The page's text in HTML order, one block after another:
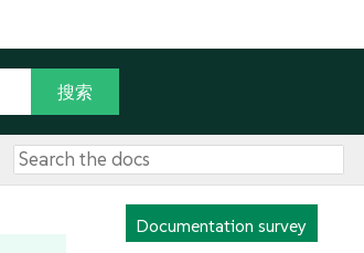
Documentation survey